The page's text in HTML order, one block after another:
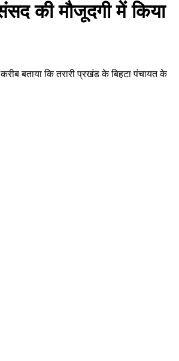
की मौजूदगी में किया
बताया कि तरारी प्रखंड के बिहटा पंचायत के